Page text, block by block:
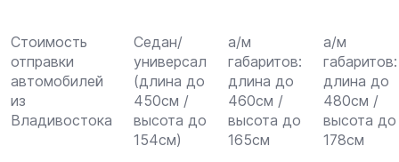
Стоимость
отправки
автомобилей
из
Владивостока
Седан/
универсал
(длина до
450см /
высота до
154см)
а/м
габаритов:
длина до
460см /
высота до
165см
а/м
габаритов:
длина до
480см /
высота до
178см